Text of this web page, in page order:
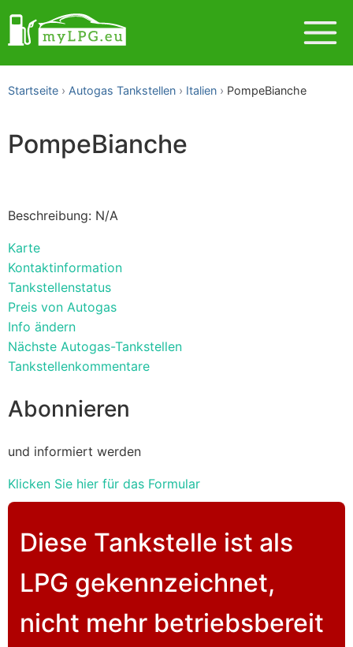
Startseite Autogas Tankstellen Italien PompeBianche
PompeBianche
Beschreibung: N/A
Karte
Kontaktinformation
Tankstellenstatus
Preis von Autogas
Info ändern
Nächste Autogas-Tankstellen
Tankstellenkommentare
Abonnieren
und informiert werden
Klicken Sie hier für das Formular
Diese Tankstelle ist als
LPG gekennzeichnet,
nicht mehr betriebsbereit